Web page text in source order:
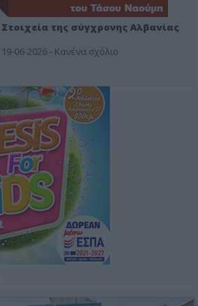
Στοιχεία της σύγχρονης Αλβανίας
19-06-2026 - Κανένα σχόλιο